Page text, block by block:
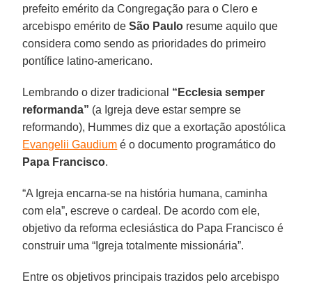
prefeito emérito da Congregação para o Clero e
arcebispo emérito deSão Paulo resume aquilo que
considera como sendo as prioridades do primeiro
pontífice latino-americano.
Lembrando o dizer tradicional “Ecclesia semper
reformanda” (a Igreja deve estar sempre se
reformando), Hummes diz que a exortação apostólica
Evangelii Gaudium é o documento programático do
Papa Francisco.
“A Igreja encarna-se na história humana, caminha
com ela”, escreve o cardeal. De acordo com ele,
objetivo da reforma eclesiástica do Papa Francisco é
construir uma “Igreja totalmente missionária”.
Entre os objetivos principais trazidos pelo arcebispo